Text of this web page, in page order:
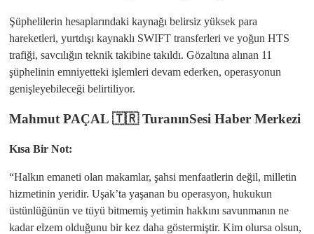
​Şüphelilerin hesaplarındaki kaynağı belirsiz yüksek para
hareketleri, yurtdışı kaynaklı SWIFT transferleri ve yoğun HTS
trafiği, savcılığın teknik takibine takıldı. Gözaltına alınan 11
şüphelinin emniyetteki işlemleri devam ederken, operasyonun
genişleyebileceği belirtiliyor.
Mahmut PAÇAL 🇹🇷 TuranınSesi Haber Merkezi
Kısa Bir Not:
“Halkın emaneti olan makamlar, şahsi menfaatlerin değil, milletin
hizmetinin yeridir. Uşak’ta yaşanan bu operasyon, hukukun
üstünlüğünün ve tüyü bitmemiş yetimin hakkını savunmanın ne
kadar elzem olduğunu bir kez daha göstermiştir. Kim olursa olsun,